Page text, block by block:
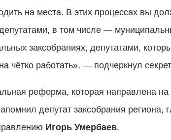
на места. В этих процессах вы
в том числе —
заксобраниях, депутатами,
работать», — подчеркнул
реформа, которая направлена
депутат заксобрания региона,
Игорь Умербаев.